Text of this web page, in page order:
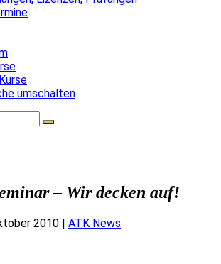
umschalten
– Wir decken auf!
2010 | ATK News